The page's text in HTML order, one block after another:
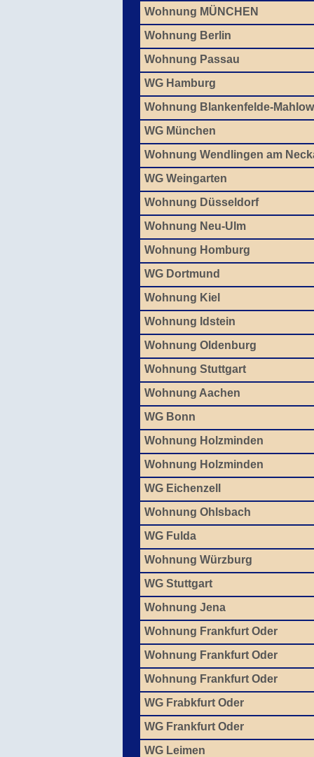
Wohnung MÜNCHEN
Wohnung Berlin
Wohnung Passau
WG Hamburg
Wohnung Blankenfelde-Mahlow
WG München
Wohnung Wendlingen am
WG Weingarten
Wohnung Düsseldorf
Wohnung Neu-Ulm
Wohnung Homburg
WG Dortmund
Wohnung Kiel
Wohnung Idstein
Wohnung Oldenburg
Wohnung Stuttgart
Wohnung Aachen
WG Bonn
Wohnung Holzminden
Wohnung Holzminden
WG Eichenzell
Wohnung Ohlsbach
WG Fulda
Wohnung Würzburg
WG Stuttgart
Wohnung Jena
Wohnung Frankfurt Oder
Wohnung Frankfurt Oder
Wohnung Frankfurt Oder
WG Frabkfurt Oder
WG Frankfurt Oder
WG Leimen